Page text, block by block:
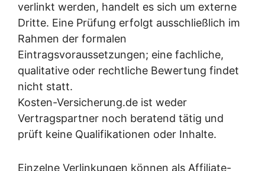
verlinkt werden, handelt es sich um externe
Dritte. Eine Prüfung erfolgt ausschließlich im
Rahmen der formalen
Eintragsvoraussetzungen; eine fachliche,
qualitative oder rechtliche Bewertung findet
nicht statt.
Kosten-Versicherung.de ist weder
Vertragspartner noch beratend tätig und
prüft keine Qualifikationen oder Inhalte.
Einzelne Verlinkungen können als Affiliate-